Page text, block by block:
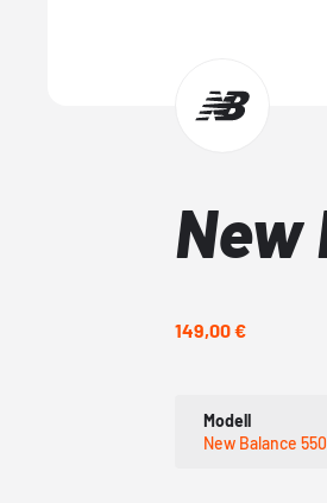
New
149,00 €
Modell
New Balance 550